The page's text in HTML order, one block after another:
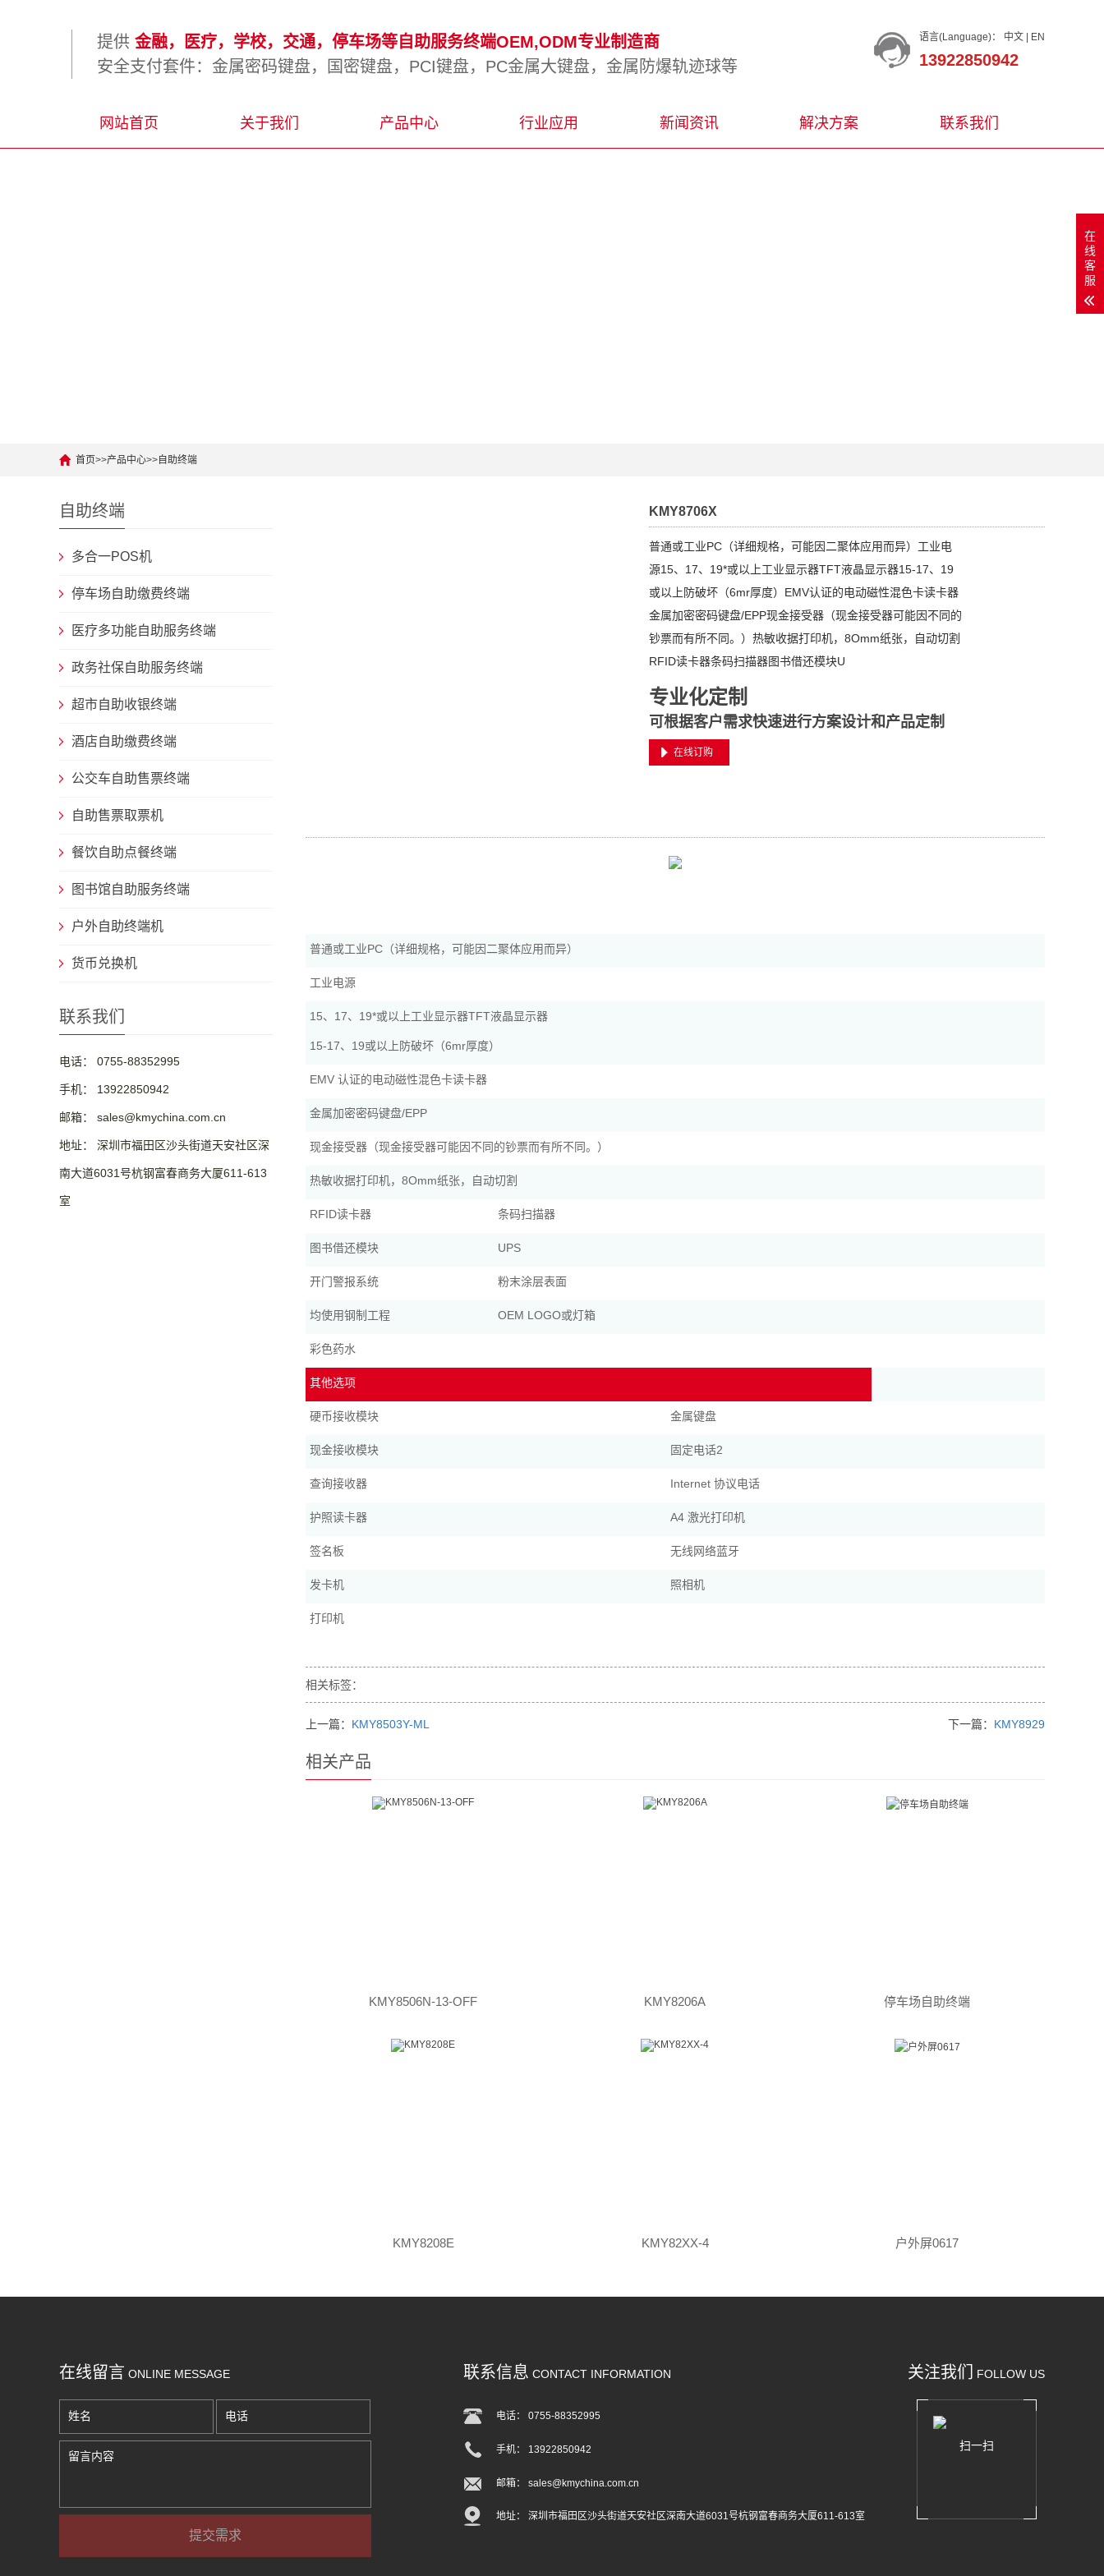
语言(Language)： 中文 EN
13922850942
提供 金融，医疗，学校，交通，停车场等自助服务终端OEM,ODM专业制造商
安全支付套件：金属密码键盘，国密键盘，PCI键盘，PC金属大键盘，金属防爆轨迹球等
网站首页 关于我们 产品中心 行业应用 新闻资讯 解决方案 联系我们
首页>>产品中心>>自助终端
自助终端
多合一POS机
停车场自助缴费终端
医疗多功能自助服务终端
政务社保自助服务终端
超市自助收银终端
酒店自助缴费终端
公交车自助售票终端
自助售票取票机
餐饮自助点餐终端
图书馆自助服务终端
户外自助终端机
货币兑换机
联系我们
电话： 0755-88352995
手机： 13922850942
邮箱： sales@kmychina.com.cn
地址： 深圳市福田区沙头街道天安社区深
南大道6031号杭钢富春商务大厦611-613
室
KMY8706X
普通或工业PC（详细规格，可能因二聚体应用而异）工业电
源15、17、19*或以上工业显示器TFT液晶显示器15-17、19
或以上防破坏（6mr厚度）EMV认证的电动磁性混色卡读卡器
金属加密密码键盘/EPP现金接受器（现金接受器可能因不同的
钞票而有所不同。）热敏收据打印机，8Omm纸张，自动切割
RFID读卡器条码扫描器图书借还模块U
专业化定制
可根据客户需求快速进行方案设计和产品定制
在线订购
普通或工业PC（详细规格，可能因二聚体应用而异）
工业电源
15、17、19*或以上工业显示器TFT液晶显示器
15-17、19或以上防破坏（6mr厚度）
EMV 认证的电动磁性混色卡读卡器
金属加密密码键盘/EPP
现金接受器（现金接受器可能因不同的钞票而有所不同。）
热敏收据打印机，8Omm纸张，自动切割
RFID读卡器 条码扫描器
图书借还模块 UPS
开门警报系统 粉末涂层表面
均使用钢制工程 OEM LOGO或灯箱
彩色药水
其他选项
硬币接收模块 金属键盘
现金接收模块 固定电话2
查询接收器 Internet 协议电话
护照读卡器 A4 激光打印机
签名板 无线网络蓝牙
发卡机 照相机
打印机
相关标签：
上一篇： KMY8503Y-ML 下一篇： KMY8929
相关产品
KMY8506N-13-OFF KMY8206A 停车场自助终端
KMY8208E KMY82XX-4 户外屏0617
关注我们 FOLLOW US
扫一扫
在线留言 ONLINE MESSAGE 联系信息 CONTACT INFORMATION
电话： 0755-88352995
手机： 13922850942
邮箱： sales@kmychina.com.cn
地址： 深圳市福田区沙头街道天安社区深南大道6031号杭钢富春商务大厦611-613室
在
线
客
服